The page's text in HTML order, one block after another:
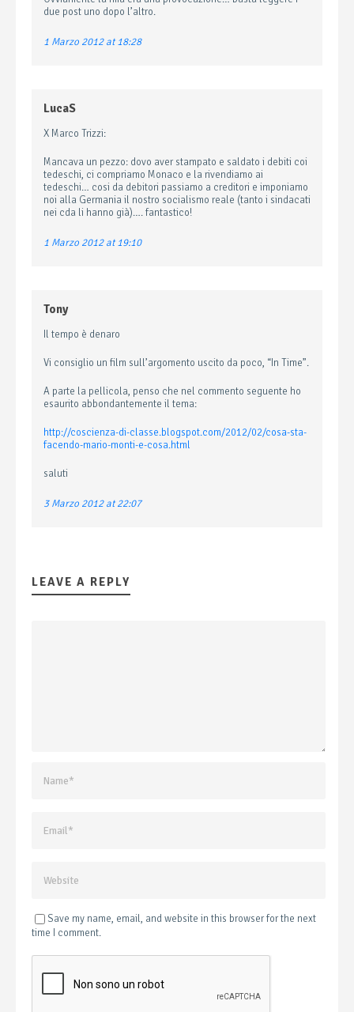
due post uno dopo l’altro.
1 Marzo 2012 at 18:28
LucaS
X Marco Trizzi:
Mancava un pezzo: dovo aver stampato e saldato i debiti coi
tedeschi, ci compriamo Monaco e la rivendiamo ai
tedeschi… cosi da debitori passiamo a creditori e imponiamo
noi alla Germania il nostro socialismo reale (tanto i sindacati
nei cda li hanno già)…. fantastico!
1 Marzo 2012 at 19:10
Tony
Il tempo è denaro
Vi consiglio un film sull’argomento uscito da poco, “In Time”.
A parte la pellicola, penso che nel commento seguente ho
esaurito abbondantemente il tema:
http://coscienza-di-classe.blogspot.com/2012/02/cosa-sta-
facendo-mario-monti-e-cosa.html
saluti
3 Marzo 2012 at 22:07
LEAVE A REPLY
Save my name, email, and website in this browser for the next
time I comment.